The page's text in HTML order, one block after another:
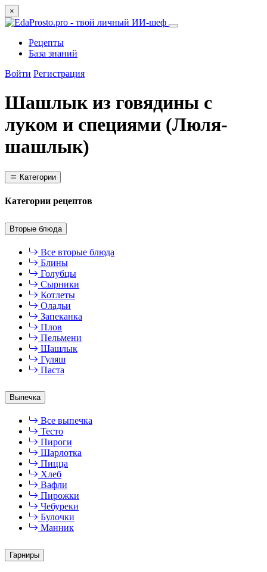
×
Рецепты
База знаний
Войти Регистрация
Шашлык из говядины с
луком и специями (Люля-
шашлык)
Категории
Категории рецептов
Вторые блюда
Все вторые блюда
Блины
Голубцы
Сырники
Котлеты
Оладьи
Запеканка
Плов
Пельмени
Шашлык
Гуляш
Паста
Выпечка
Все выпечка
Тесто
Пироги
Шарлотка
Пицца
Хлеб
Вафли
Пирожки
Чебуреки
Булочки
Манник
Гарниры